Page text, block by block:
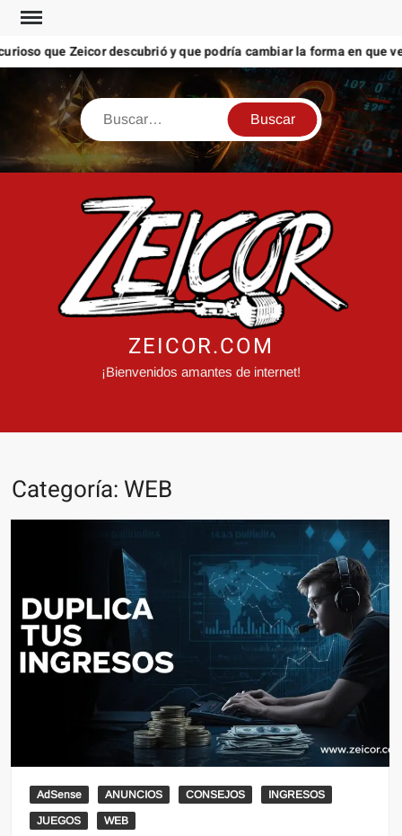
Saltar
contenido
que Zeicor descubrió y que podría cambiar la forma en que ves
Buscar
ZEICOR.COM
¡Bienvenidos amantes de internet!
Categoría: WEB
AdSense ANUNCIOS CONSEJOS INGRESOS
JUEGOS WEB